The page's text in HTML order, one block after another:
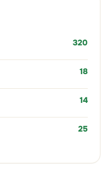
320
18
14
25